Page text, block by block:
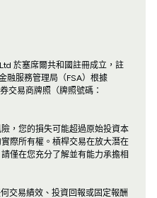
於塞席爾共和國註冊成立，註
融服務管理局（FSA）根據
交易商牌照（牌照號碼：
，您的損失可能超過原始投資本
際所有權。槓桿交易在放大潛在
僅在您充分了解並有能力承擔相
交易績效、投資回報或固定報酬